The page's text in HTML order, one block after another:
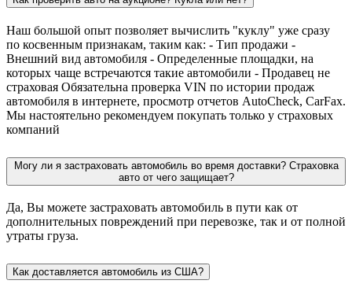
Наш большой опыт позволяет вычислить "куклу" уже сразу
по косвенным признакам, таким как: - Тип продажи -
Внешний вид автомобиля - Определенные площадки, на
которых чаще встречаются такие автомобили - Продавец не
страховая Обязательна проверка VIN по истории продаж
автомобиля в интернете, просмотр отчетов AutoCheck, CarFax.
Мы настоятельно рекомендуем покупать только у страховых
компаний
Могу ли я застраховать автомобиль во время доставки? Страховка
авто от чего защищает?
Да, Вы можете застраховать автомобиль в пути как от
дополнительных повреждений при перевозке, так и от полной
утраты груза.
Как доставляется автомобиль из США?